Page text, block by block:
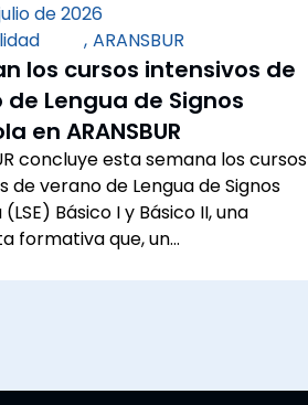
de 2026
, ARANSBUR
los cursos intensivos de
Lengua de Signos
en ARANSBUR
concluye esta semana los cursos
de verano de Lengua de Signos
Básico I y Básico II, una
formativa que, un…